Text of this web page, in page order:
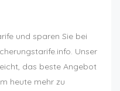
und sparen Sie bei
Unser
das beste Angebot
heute mehr zu